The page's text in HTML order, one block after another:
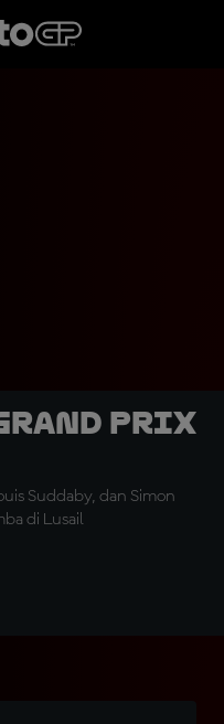
Prix
Suddaby, dan Simon
di Lusail